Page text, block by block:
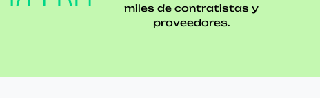
miles de contratistas y
proveedores.